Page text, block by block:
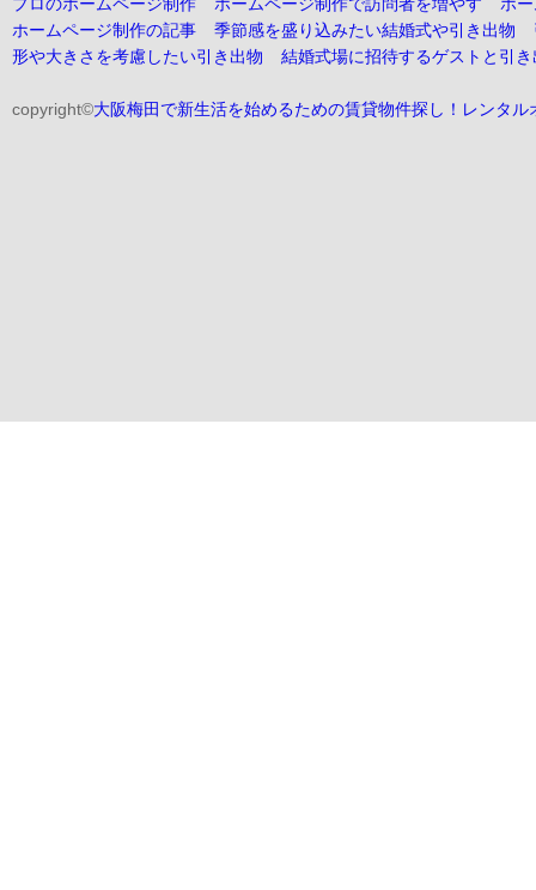
ホームページ制作の記事
季節感を盛り込みたい結婚式や引き出物
形や大きさを考慮したい引き出物
結婚式場に招待するゲストと引き
copyright©大阪梅田で新生活を始めるための賃貸物件探し！レンタル